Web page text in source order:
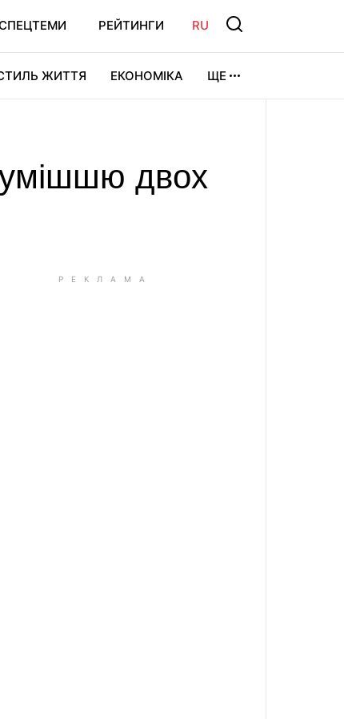
РЕЙТИНГИ RU
ЖИТТЯ ЕКОНОМІКА ЩЕ
двох